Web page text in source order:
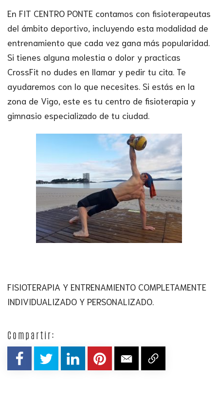
En FIT CENTRO PONTE contamos con fisioterapeutas
del ámbito deportivo, incluyendo esta modalidad de
entrenamiento que cada vez gana más popularidad.
Si tienes alguna molestia o dolor y practicas
CrossFit no dudes en llamar y pedir tu cita. Te
ayudaremos con lo que necesites. Si estás en la
zona de Vigo, este es tu centro de fisioterapia y
gimnasio especializado de tu ciudad.
FISIOTERAPIA Y ENTRENAMIENTO COMPLETAMENTE
INDIVIDUALIZADO Y PERSONALIZADO.
Compartir: